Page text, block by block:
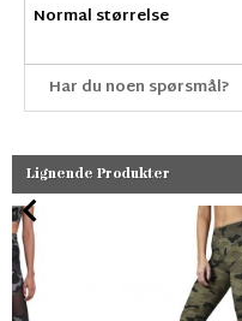
Normal størrelse
Har du noen spørsmål?
Lignende Produkter